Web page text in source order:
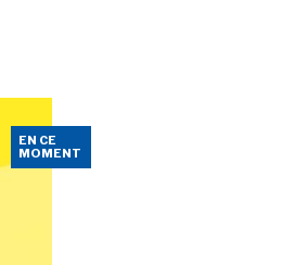
EN CE
MOMENT